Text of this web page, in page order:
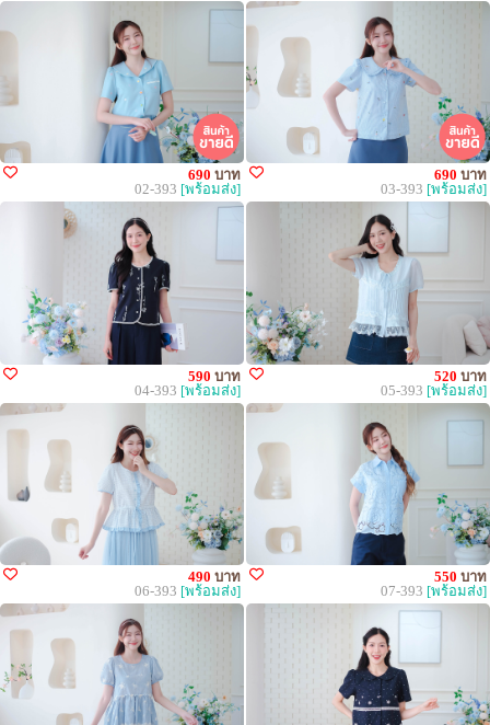
690 บาท
02-393 [พร้อมส่ง]
690 บาท
03-393 [พร้อมส่ง]
590 บาท
04-393 [พร้อมส่ง]
520 บาท
05-393 [พร้อมส่ง]
490 บาท
06-393 [พร้อมส่ง]
550 บาท
07-393 [พร้อมส่ง]